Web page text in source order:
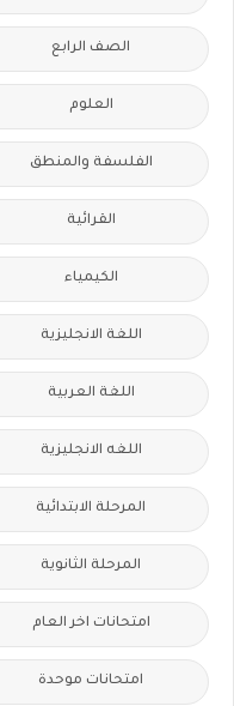
الصف الرابع
العلوم
الفلسفة والمنطق
القرائية
الكيمياء
اللغة الانجليزية
اللغة العربية
اللغه الانجليزية
المرحلة الابتدائية
المرحلة الثانوية
امتحانات اخر العام
امتحانات موحدة